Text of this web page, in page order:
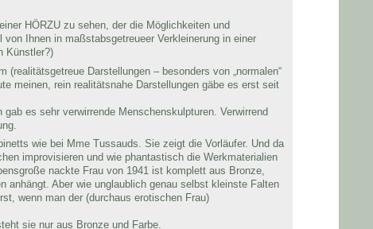
HÖRZU zu sehen, der die Möglichkeiten und
Ihnen in maßstabsgetreueer Verkleinerung in einer
Künstler?)
Darstellungen – besonders von „normalen“
meinen, rein realitätsnahe Darstellungen gäbe es erst seit
es sehr verwirrende Menschenskulpturen. Verwirrend
wie bei Mme Tussauds. Sie zeigt die Vorläufer. Und da
improvisieren und wie phantastisch die Werkmaterialien
nackte Frau von 1941 ist komplett aus Bronze,
anhängt. Aber wie unglaublich genau selbst kleinste Falten
wenn man der (durchaus erotischen Frau)
sie nur aus Bronze und Farbe.